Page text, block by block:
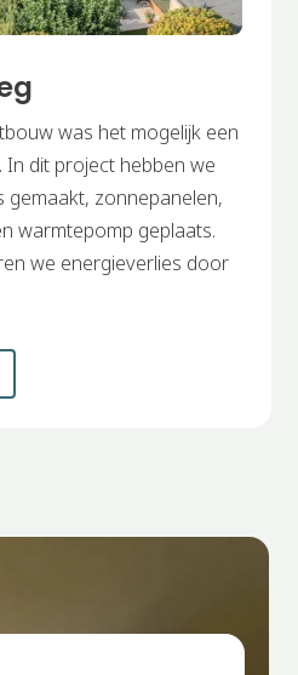
was het mogelijk een
dit project hebben we
gemaakt, zonnepanelen,
warmtepomp geplaats.
we energieverlies door